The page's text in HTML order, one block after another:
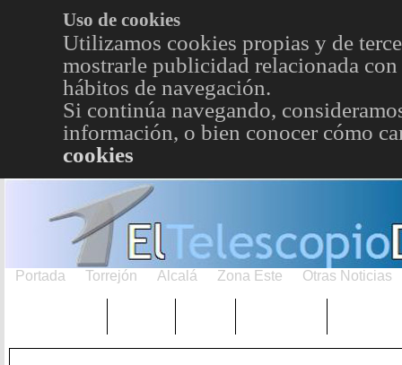
Uso de cookies
Utilizamos cookies propias y de
mostrarle publicidad relacionada
hábitos de navegación.
Si continúa navegando,
información, o bien conocer cómo
cookies
Portada Torrejón Alcalá Zona Este Otras Noticias